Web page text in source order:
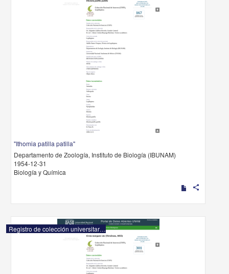
"Ithomia patilla patilla"
Departamento de Zoología, Instituto de Biología (IBUNAM)
1954-12-31
Biología y Química
share
Registro de colección universitaria